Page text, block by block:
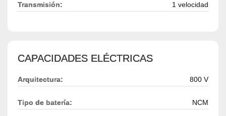
Transmisión: 1 velocidad
CAPACIDADES ELÉCTRICAS
Arquitectura: 800 V
Tipo de batería: NCM